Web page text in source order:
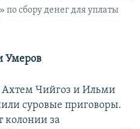
сбору денег для уплаты
Умеров
Чийгоз и Ильми
суровые приговоры.
колонии за